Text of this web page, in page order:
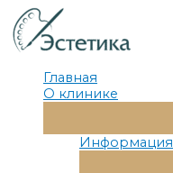
Перейти
к
содержимому
Главная
О клинике
Информация